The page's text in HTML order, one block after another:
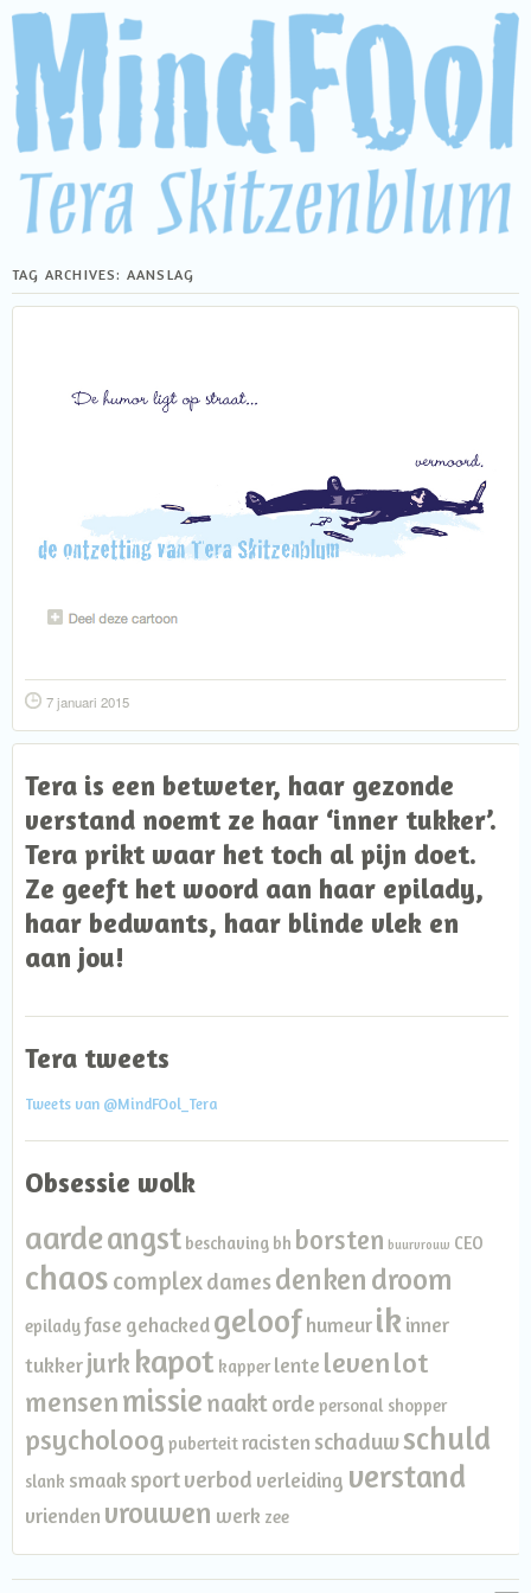
TAG ARCHIVES: AANSLAG
7 januari 2015
Tera is een betweter, haar gezonde
verstand noemt ze haar ‘inner tukker’.
Tera prikt waar het toch al pijn doet.
Ze geeft het woord aan haar epilady,
haar bedwants, haar blinde vlek en
aan jou!
Tera tweets
Tweets van @MindFOol_Tera
Obsessie wolk
aardeangst beschaving bh borsten buurvrouw CEO
chaos complexdamesdenken droom
epiladyfase gehackedgeloofhumeurik inner
tukkerjurk kapot kapper lente levenlot
mensenmissie naaktorde personal shopper
psycholoog puberteitracisten schaduwschuld
slank smaak sportverbod verleiding verstand
vrienden vrouwen werk zee